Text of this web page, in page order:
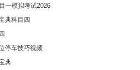
一模拟考试2026
典科目四
停车技巧视频
典